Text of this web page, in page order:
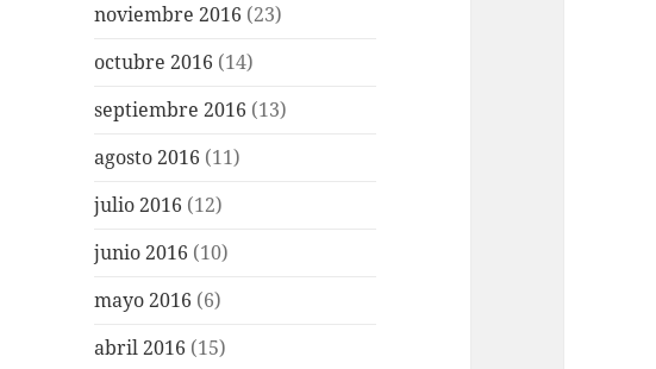
noviembre 2016 (23)
octubre 2016 (14)
septiembre 2016 (13)
agosto 2016 (11)
julio 2016 (12)
junio 2016 (10)
mayo 2016 (6)
abril 2016 (15)